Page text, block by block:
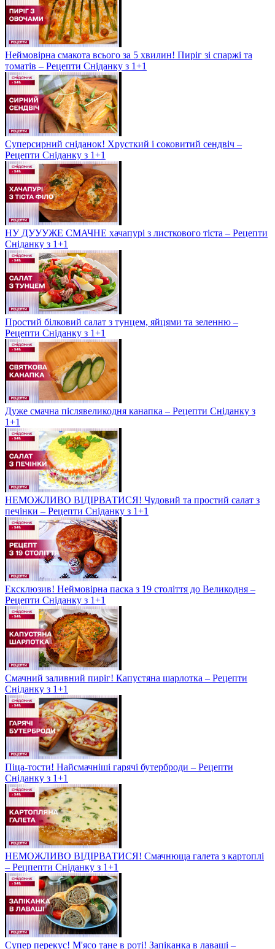
Неймовірна смакота всього за 5 хвилин! Пиріг зі спаржі та
томатів – Рецепти Сніданку з 1+1
Суперсирний сніданок! Хрусткий і соковитий сендвіч –
Рецепти Сніданку з 1+1
НУ ДУУУЖЕ СМАЧНЕ хачапурі з листкового тіста – Рецепти
Сніданку з 1+1
Простий білковий салат з тунцем, яйцями та зеленню –
Рецепти Сніданку з 1+1
Дуже смачна післявеликодня канапка – Рецепти Сніданку з
1+1
НЕМОЖЛИВО ВІДІРВАТИСЯ! Чудовий та простий салат з
печінки – Рецепти Сніданку з 1+1
Ексклюзив! Неймовірна паска з 19 століття до Великодня –
Рецепти Сніданку з 1+1
Смачний заливний пиріг! Капустяна шарлотка – Рецепти
Сніданку з 1+1
Піца-тости! Найсмачніші гарячі бутерброди – Рецепти
Сніданку з 1+1
НЕМОЖЛИВО ВІДІРВАТИСЯ! Смачнюща галета з картоплі
– Рецпепти Сніданку з 1+1
Супер перекус! М'ясо тане в роті! Запіканка в лаваші –